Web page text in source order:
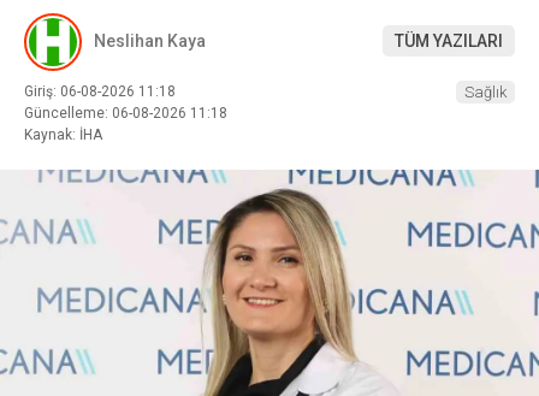
Neslihan Kaya TÜM YAZILARI
Giriş: 06-08-2026 11:18
Güncelleme: 06-08-2026 11:18
Kaynak: İHA
Sağlık